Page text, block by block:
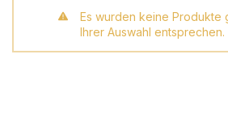
Es wurden keine Produkte
Ihrer Auswahl entsprechen.